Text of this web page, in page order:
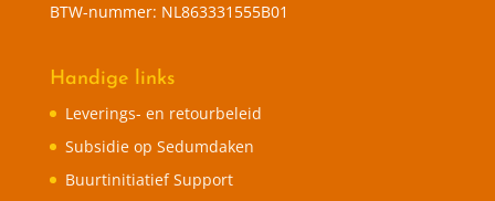
BTW-nummer: NL863331555B01
Handige links
Leverings- en retourbeleid
Subsidie op Sedumdaken
Buurtinitiatief Support